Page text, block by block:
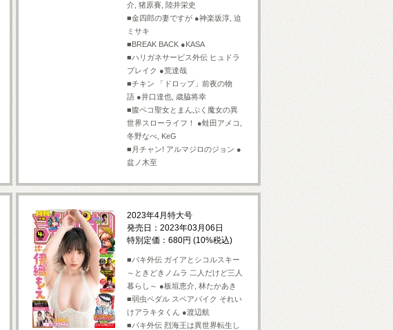
介, 猪原賽, 陸井栄史
■金四郎の妻ですが ●神楽坂淳, 迫
ミサキ
■BREAK BACK ●KASA
■ハリガネサービス外伝 ヒュドラ
ブレイク ●荒達哉
■チキン 「ドロップ」前夜の物
語 ●井口達也, 歳脇将幸
■腹ペコ聖女とまんぷく魔女の異
世界スローライフ！ ●蛙田アメコ,
冬野なべ, KeG
■月チャン! アルマジロのジョン ●
盆ノ木至
2023年4月特大号
発売日：2023年03月06日
特別定価：680円 (10%税込)
■バキ外伝 ガイアとシコルスキー
～ときどきノムラ 二人だけど三人
暮らし～ ●板垣恵介, 林たかあき
■弱虫ペダル スペアバイク それい
けアラキタくん ●渡辺航
■バキ外伝 烈海王は異世界転生し